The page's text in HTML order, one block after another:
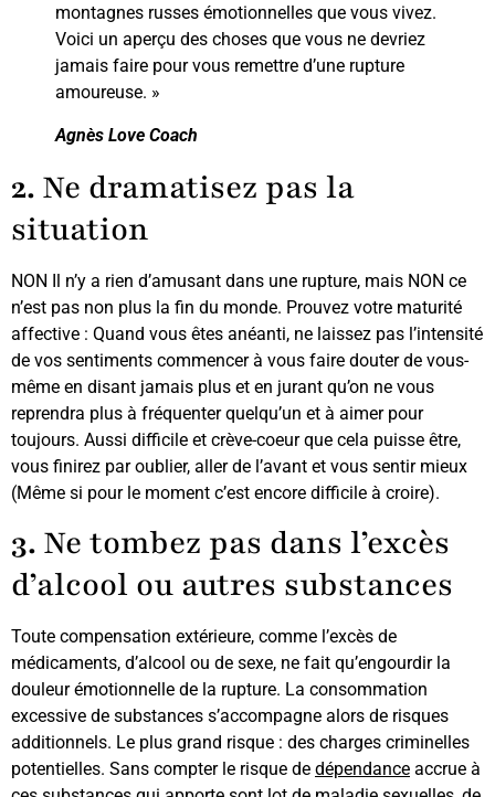
montagnes russes émotionnelles que vous vivez.
Voici un aperçu des choses que vous ne devriez
jamais faire pour vous remettre d’une rupture
amoureuse. »
Agnès Love Coach
2. Ne dramatisez pas la
situation
NON Il n’y a rien d’amusant dans une rupture, mais NON ce
n’est pas non plus la fin du monde. Prouvez votre maturité
affective : Quand vous êtes anéanti, ne laissez pas l’intensité
de vos sentiments commencer à vous faire douter de vous-
même en disant jamais plus et en jurant qu’on ne vous
reprendra plus à fréquenter quelqu’un et à aimer pour
toujours. Aussi difficile et crève-coeur que cela puisse être,
vous finirez par oublier, aller de l’avant et vous sentir mieux
(Même si pour le moment c’est encore difficile à croire).
3. Ne tombez pas dans l’excès
d’alcool ou autres substances
Toute compensation extérieure, comme l’excès de
médicaments, d’alcool ou de sexe, ne fait qu’engourdir la
douleur émotionnelle de la rupture. La consommation
excessive de substances s’accompagne alors de risques
additionnels. Le plus grand risque : des charges criminelles
potentielles. Sans compter le risque de dépendance accrue à